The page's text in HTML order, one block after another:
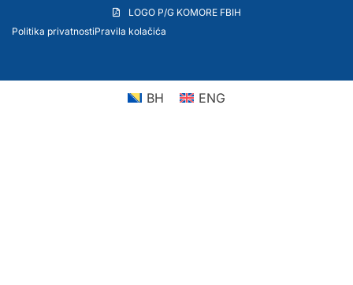
LOGO P/G KOMORE FBIH
Politika privatnostiPravila kolačića
BH ENG